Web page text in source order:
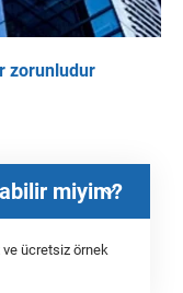
zorunludur
miyim?
ve ücretsiz örnek